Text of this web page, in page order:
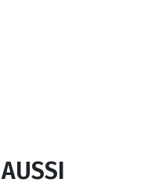
AUSSI